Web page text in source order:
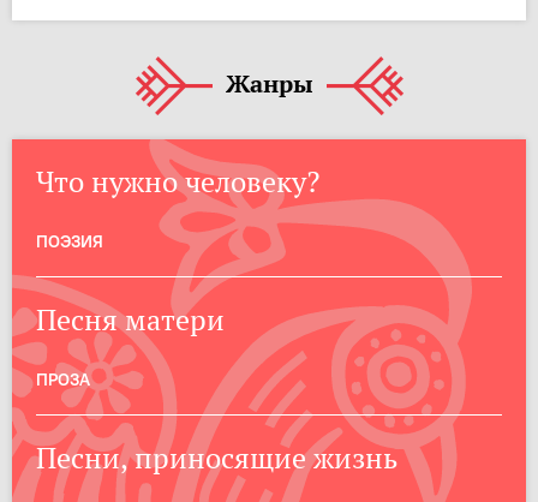
Жанры
Что нужно человеку?
ПОЭЗИЯ
Песня матери
ПРОЗА
Песни, приносящие жизнь